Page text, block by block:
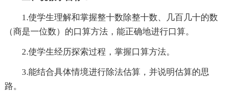
1.使学生理解和掌握整十数除整十数、几百几十的数
（商是一位数）的口算方法，能正确地进行口算。
2.使学生经历探索过程，掌握口算方法。
3.能结合具体情境进行除法估算，并说明估算的思
路。